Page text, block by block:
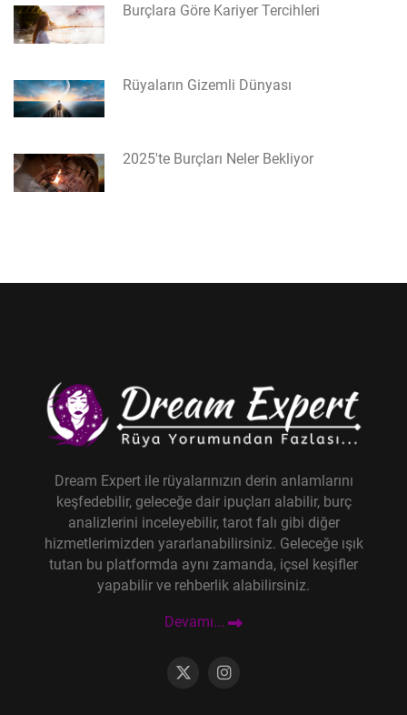
Burçlara Göre Kariyer Tercihleri
Rüyaların Gizemli Dünyası
2025'te Burçları Neler Bekliyor
Dream Expert ile rüyalarınızın derin anlamlarını
keşfedebilir, geleceğe dair ipuçları alabilir, burç
analizlerini inceleyebilir, tarot falı gibi diğer
hizmetlerimizden yararlanabilirsiniz. Geleceğe ışık
tutan bu platformda aynı zamanda, içsel keşifler
yapabilir ve rehberlik alabilirsiniz.
Devamı...